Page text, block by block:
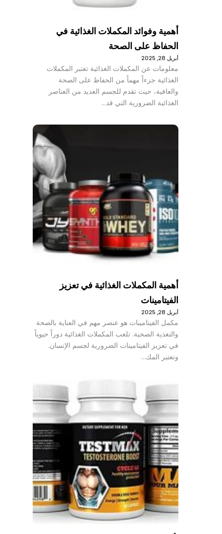
أهمية وفوائد المكملات الغذائية في
الحفاظ على الصحة
أبريل 28, 2025
معلومات عن المكملات الغذائية تعتبر المكملات
الغذائية جزءاً مهماً من الحفاظ على الصحة
والعافية، حيث تقدم للجسم العديد من العناصر
الغذائية الضرورية التي قد…
أهمية المكملات الغذائية في تعزيز
الفيتامينات
أبريل 28, 2025
مكمل الفيتامينات هو عنصر مهم في العناية بالصحة
والتغذية الصحية. تلعب المكملات الغذائية دوراً حيوياً
في تعزيز الفيتامينات الضرورية لجسم الإنسان.
وتعتبر المك…